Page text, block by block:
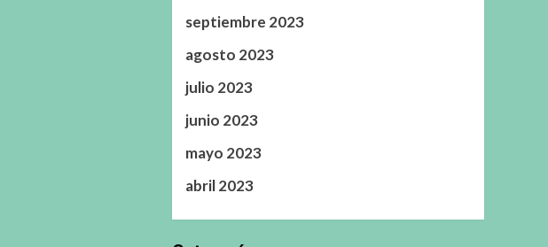
septiembre 2023
agosto 2023
julio 2023
junio 2023
mayo 2023
abril 2023